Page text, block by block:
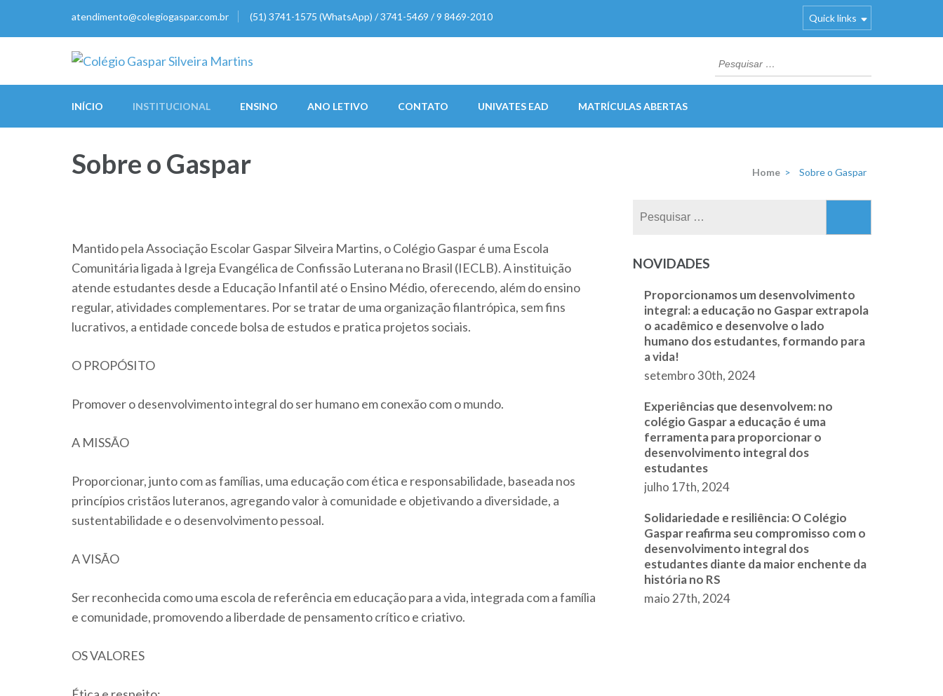
Enter)
atendimento@colegiogaspar.com.br (51) 3741-1575 (WhatsApp) / 3741-5469 / 9 8469-2010 Quick links
Colégio Gaspar Silveira Martins
Pesquisar
por:
INÍCIO INSTITUCIONAL ENSINO ANO LETIVO CONTATO UNIVATES EAD MATRÍCULAS ABERTAS
Sobre o Gaspar Home > Sobre o Gaspar
Mantido pela Associação Escolar Gaspar Silveira Martins, o Colégio Gaspar é uma Escola
Comunitária ligada à Igreja Evangélica de Confissão Luterana no Brasil (IECLB). A instituição
atende estudantes desde a Educação Infantil até o Ensino Médio, oferecendo, além do ensino
regular, atividades complementares. Por se tratar de uma organização filantrópica, sem fins
lucrativos, a entidade concede bolsa de estudos e pratica projetos sociais.
O PROPÓSITO
Promover o desenvolvimento integral do ser humano em conexão com o mundo.
A MISSÃO
Proporcionar, junto com as famílias, uma educação com ética e responsabilidade, baseada nos
princípios cristãos luteranos, agregando valor à comunidade e objetivando a diversidade, a
sustentabilidade e o desenvolvimento pessoal.
A VISÃO
Ser reconhecida como uma escola de referência em educação para a vida, integrada com a família
e comunidade, promovendo a liberdade de pensamento crítico e criativo.
OS VALORES
NOVIDADES
Proporcionamos um desenvolvimento
integral: a educação no Gaspar extrapola
o acadêmico e desenvolve o lado
humano dos estudantes, formando para
a vida!
setembro 30th, 2024
Experiências que desenvolvem: no
colégio Gaspar a educação é uma
ferramenta para proporcionar o
desenvolvimento integral dos
estudantes
julho 17th, 2024
Solidariedade e resiliência: O Colégio
Gaspar reafirma seu compromisso com o
desenvolvimento integral dos
estudantes diante da maior enchente da
história no RS
maio 27th, 2024